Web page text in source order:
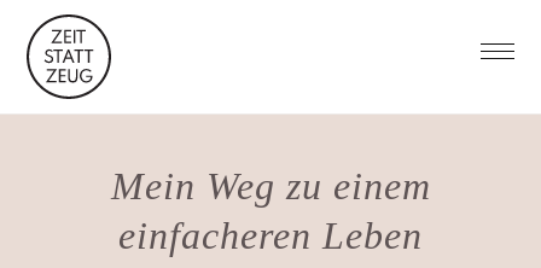
Mein Weg zu einem
einfacheren Leben